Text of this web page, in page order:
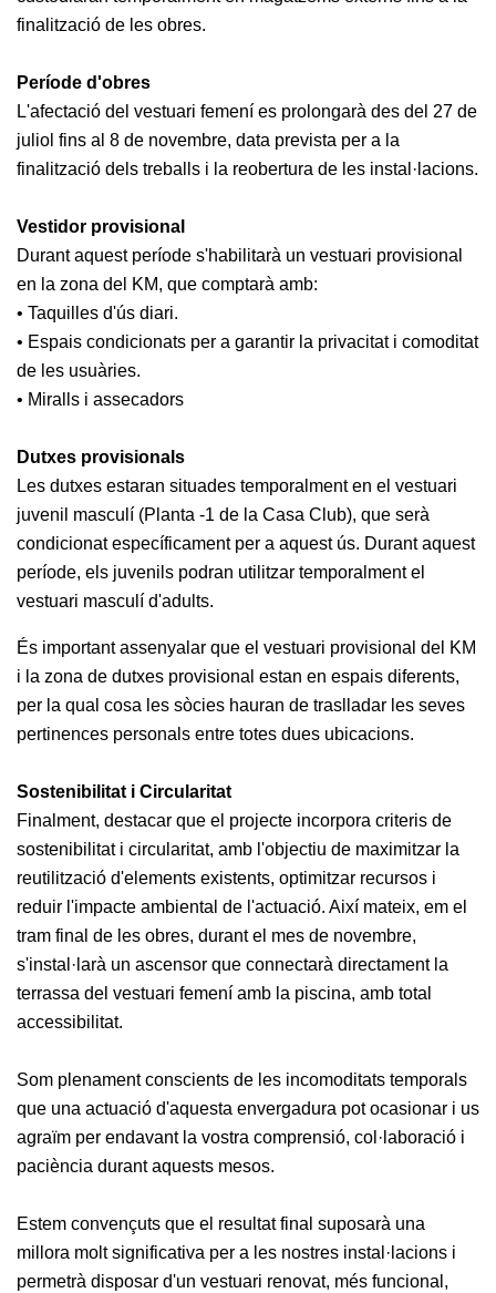
professionals
Campionat
Social de
Tennis
Quadres
Quadre
d'Honor
Històric
del
Campionat
Social
Fotos
Pàdel
Escola de
Pàdel
Campionat
Social Pàdel
de joc
Quadre
d'Honor
Històric
Campionat
Social
Normativa
Altres esports
Activitats
Socials
culturals
Conferències
i
Inspirational
Calendari
d'Activitats
Socials
finalització de les obres.
Període d'obres
L'afectació del vestuari femení es prolongarà des del 27 de
juliol fins al 8 de novembre, data prevista per a la
finalització dels treballs i la reobertura de les instal·lacions.
Vestidor provisional
Durant aquest període s'habilitarà un vestuari provisional
en la zona del KM, que comptarà amb:
• Taquilles d'ús diari.
• Espais condicionats per a garantir la privacitat i comoditat
de les usuàries.
• Miralls i assecadors
Dutxes provisionals
Les dutxes estaran situades temporalment en el vestuari
juvenil masculí (Planta -1 de la Casa Club), que serà
condicionat específicament per a aquest ús. Durant aquest
període, els juvenils podran utilitzar temporalment el
vestuari masculí d'adults.
És important assenyalar que el vestuari provisional del KM
i la zona de dutxes provisional estan en espais diferents,
per la qual cosa les sòcies hauran de traslladar les seves
pertinences personals entre totes dues ubicacions.
Sostenibilitat i Circularitat
Finalment, destacar que el projecte incorpora criteris de
sostenibilitat i circularitat, amb l'objectiu de maximitzar la
reutilització d'elements existents, optimitzar recursos i
reduir l'impacte ambiental de l'actuació. Així mateix, em el
tram final de les obres, durant el mes de novembre,
s'instal·larà un ascensor que connectarà directament la
terrassa del vestuari femení amb la piscina, amb total
accessibilitat.
Som plenament conscients de les incomoditats temporals
que una actuació d'aquesta envergadura pot ocasionar i us
agraïm per endavant la vostra comprensió, col·laboració i
paciència durant aquests mesos.
Estem convençuts que el resultat final suposarà una
millora molt significativa per a les nostres instal·lacions i
permetrà disposar d'un vestuari renovat, més funcional,